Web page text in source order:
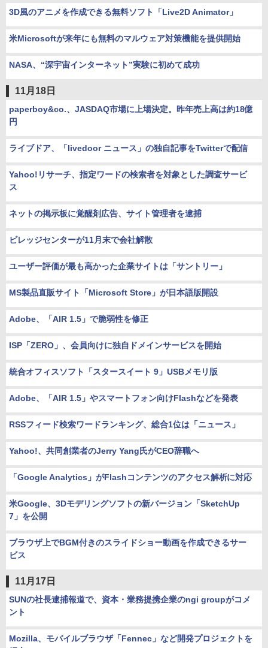
3D風のアニメを作成できる無料ソフト「Live2D Animator」
米Microsoftが来年にも無料のマルウェア対策機能を提供開始
NASA、“深宇宙インターネット”実験に初めて成功
11月18日
paperboy&co.、JASDAQ市場に上場決定。昨年売上高は約18億
円
ライブドア、「livedoor ニュース」の独自記事をTwitterで配信
Yahoo!リサーチ、指定ワードの検索者を対象とした調査サービ
ス
ネットの掲示板に覚醒剤広告、サイト管理者を逮捕
ビレッジセンターが11月末で会社解散
ユーザー評価が最も高かった企業サイトは「サントリー」
MS製品直販サイト「Microsoft Store」が日本語版開設
Adobe、「AIR 1.5」で脆弱性を修正
ISP「ZERO」、会員向けに独自ドメインサービスを開始
統合オフィスソフト「スタースイート 9」USBメモリ版
Adobe、「AIR 1.5」やスマートフォン向けFlashなどを発表
RSSフィード検索ワードランキング、総合1位は「ニュース」
Yahoo!、共同創業者のJerry Yang氏がCEO辞職へ
「Google Analytics」がFlashコンテンツのアクセス解析に対応
米Google、3Dモデリングソフトの新バージョン「SketchUp
7」を公開
ブラウザ上でBGM付きのスライドショー動画を作成できるサー
ビス
11月17日
SUNの社長逮捕報道で、資本・業務提携企業のngi groupがコメ
ント
Mozilla、モバイルブラウザ「Fennec」など開発プロジェクトを